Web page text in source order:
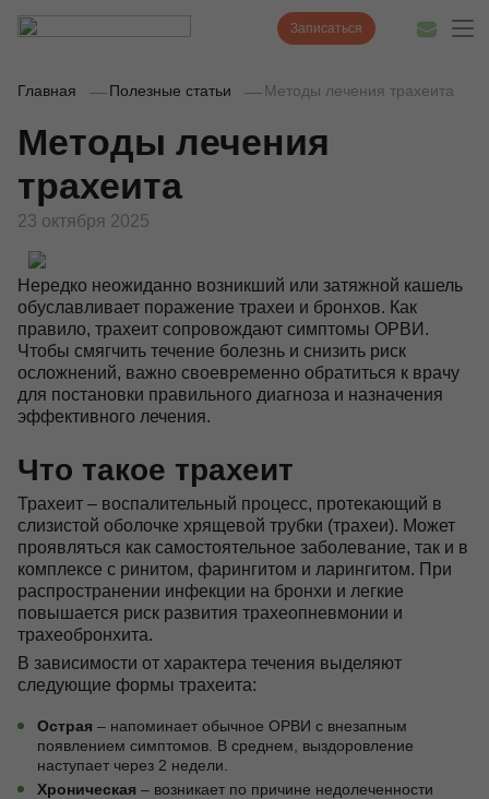
О нас
Полезные статьи
Контакты
Оплата онлайн
info@zdorovie-klinika.ru
+7 (495) 628-22-05
Max
Записаться сейчас
Диагностика
Лечение
Наши врачи
Цены
Акции и скидки
Записаться
Главная Полезные статьи Методы лечения трахеита
Методы лечения
трахеита
23 октября 2025
Нередко неожиданно возникший или затяжной кашель
обуславливает поражение трахеи и бронхов. Как
правило, трахеит сопровождают симптомы ОРВИ.
Чтобы смягчить течение болезнь и снизить риск
осложнений, важно своевременно обратиться к врачу
для постановки правильного диагноза и назначения
эффективного лечения.
Что такое трахеит
Трахеит – воспалительный процесс, протекающий в
слизистой оболочке хрящевой трубки (трахеи). Может
проявляться как самостоятельное заболевание, так и в
комплексе с ринитом, фарингитом и ларингитом. При
распространении инфекции на бронхи и легкие
повышается риск развития трахеопневмонии и
трахеобронхита.
В зависимости от характера течения выделяют
следующие формы трахеита:
Острая – напоминает обычное ОРВИ с внезапным
появлением симптомов. В среднем, выздоровление
наступает через 2 недели.
Хроническая – возникает по причине недолеченности